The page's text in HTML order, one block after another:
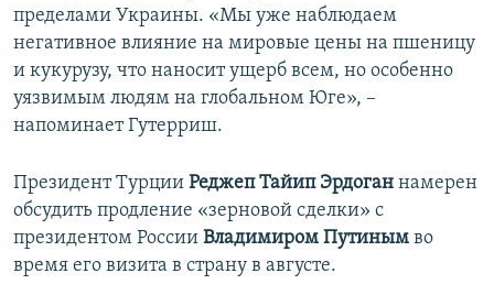
пределами Украины. «Мы уже наблюдаем
негативное влияние на мировые цены на пшеницу
и кукурузу, что наносит ущерб всем, но особенно
уязвимым людям на глобальном Юге», –
напоминает Гутерриш.
Президент Турции Реджеп Тайип Эрдоган намерен
обсудить продление «зерновой сделки» с
президентом России Владимиром Путиным во
время его визита в страну в августе.